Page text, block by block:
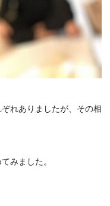
れありましたが、その相
みました。